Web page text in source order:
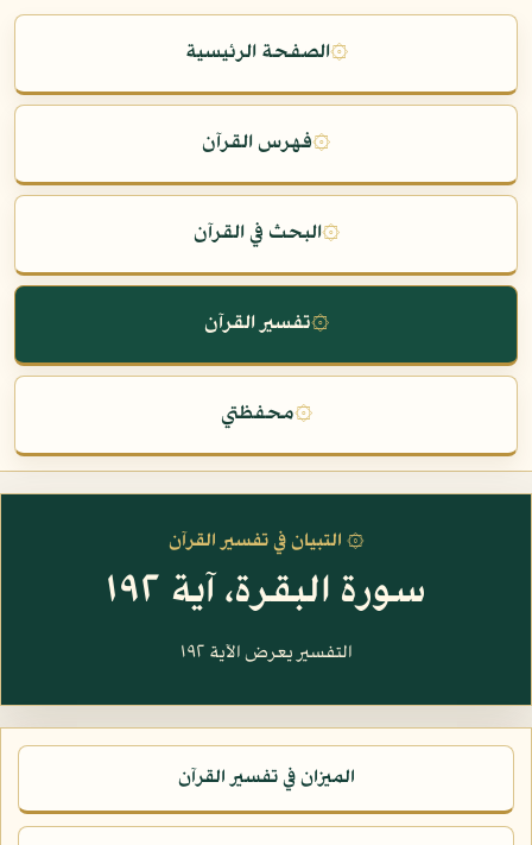
۞الصفحة الرئيسية
۞فهرس القرآن
۞البحث في القرآن
۞تفسير القرآن
۞محفظتي
۞ التبيان في تفسير القرآن
سورة البقرة، آية ١٩٢
التفسير يعرض الآية ١٩٢
الميزان في تفسير القرآن